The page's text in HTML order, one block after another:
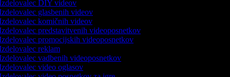
DIY videov
glasbenih videov
komičnih videov
predstavitvenih videoposnetkov
promocijskih videoposnetkov
reklam
vadbenih videoposnetkov
video oglasov